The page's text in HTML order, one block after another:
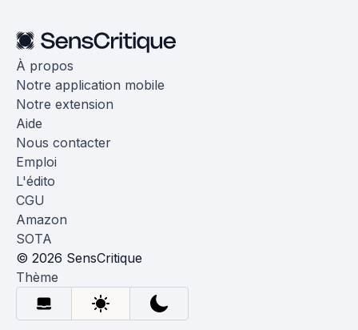
À propos
Notre application mobile
Notre extension
Aide
Nous contacter
Emploi
L'édito
CGU
Amazon
SOTA
© 2026 SensCritique
Thème